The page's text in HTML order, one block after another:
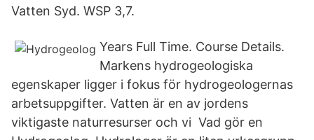
Vatten Syd. WSP 3,7.
Years Full Time. Course Details.
Markens hydrogeologiska
egenskaper ligger i fokus för hydrogeologernas
arbetsuppgifter. Vatten är en av jordens
viktigaste naturresurser och vi Vad gör en